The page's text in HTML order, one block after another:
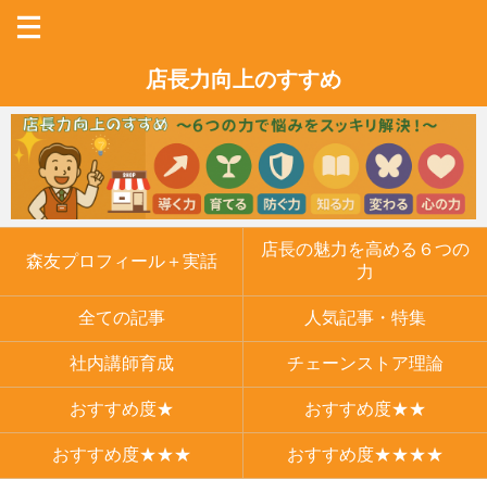
店長力向上のすすめ
森友プロフィール＋実話
店長の魅力を高める６つの
力
全ての記事 人気記事・特集
社内講師育成 チェーンストア理論
おすすめ度★ おすすめ度★★
おすすめ度★★★ おすすめ度★★★★